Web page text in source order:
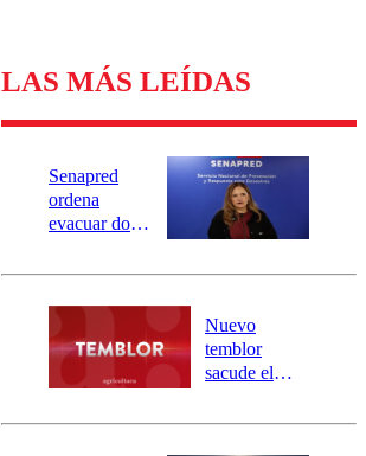
LAS MÁS LEÍDAS
Senapred
ordena
evacuar dos
Carahue por
río Damas:
activa
mensajería
SAE
Nuevo
temblor
sacude el
revisa la